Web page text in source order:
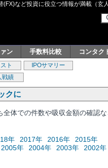
など投資に役立つ情報が満載（玄
ン 手数料比較 コンタク
ト
IPOサマリー
戦績
クに
全体での件数や吸収金額の確認
年 2017年 2016年
2015年
2005年 2004年 2003年
2002年